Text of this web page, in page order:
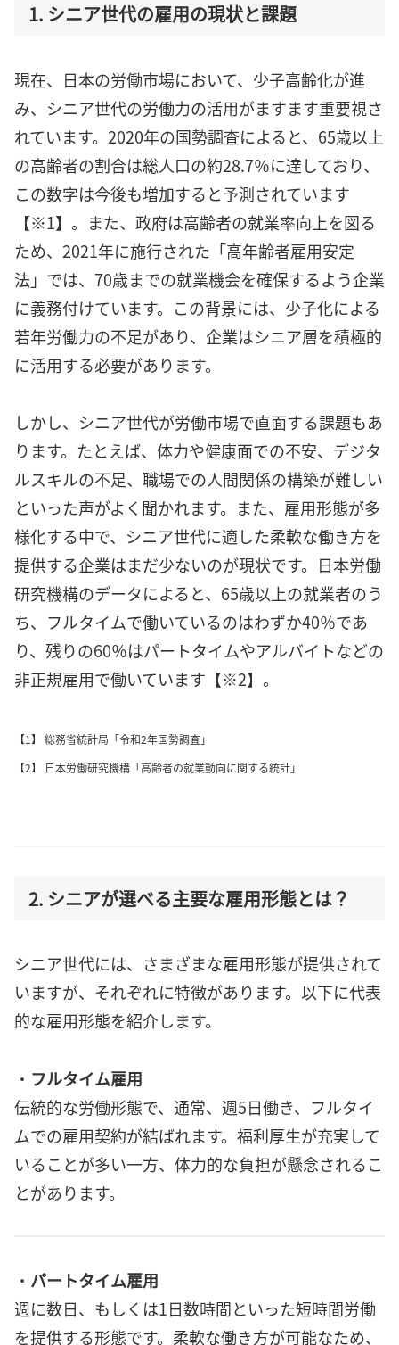
1. シニア世代の雇用の現状と課題
現在、日本の労働市場において、少子高齢化が進
み、シニア世代の労働力の活用がますます重要視さ
れています。2020年の国勢調査によると、65歳以上
の高齢者の割合は総人口の約28.7％に達しており、
この数字は今後も増加すると予測されています
【※1】。また、政府は高齢者の就業率向上を図る
ため、2021年に施行された「高年齢者雇用安定
法」では、70歳までの就業機会を確保するよう企業
に義務付けています。この背景には、少子化による
若年労働力の不足があり、企業はシニア層を積極的
に活用する必要があります。
しかし、シニア世代が労働市場で直面する課題もあ
ります。たとえば、体力や健康面での不安、デジタ
ルスキルの不足、職場での人間関係の構築が難しい
といった声がよく聞かれます。また、雇用形態が多
様化する中で、シニア世代に適した柔軟な働き方を
提供する企業はまだ少ないのが現状です。日本労働
研究機構のデータによると、65歳以上の就業者のう
ち、フルタイムで働いているのはわずか40％であ
り、残りの60％はパートタイムやアルバイトなどの
非正規雇用で働いています【※2】。
【1】 総務省統計局「令和2年国勢調査」
【2】 日本労働研究機構「高齢者の就業動向に関する統計」
2. シニアが選べる主要な雇用形態とは？
シニア世代には、さまざまな雇用形態が提供されて
いますが、それぞれに特徴があります。以下に代表
的な雇用形態を紹介します。
・ フルタイム雇用
伝統的な労働形態で、通常、週5日働き、フルタイ
ムでの雇用契約が結ばれます。福利厚生が充実して
いることが多い一方、体力的な負担が懸念されるこ
とがあります。
・ パートタイム雇用
週に数日、もしくは1日数時間といった短時間労働
を提供する形態です。柔軟な働き方が可能なため、